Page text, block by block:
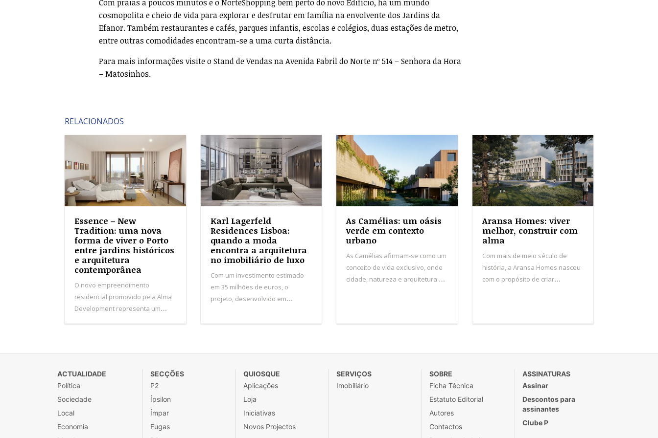
Com praias a poucos minutos e o NorteShopping bem perto do novo Edifício, há um mundo
cosmopolita e cheio de vida para explorar e desfrutar em família na envolvente dos Jardins da
Efanor. Também restaurantes e cafés, parques infantis, escolas e colégios, duas estações de metro,
entre outras comodidades encontram-se a uma curta distância.
Para mais informações visite o Stand de Vendas na Avenida Fabril do Norte nº 514 – Senhora da Hora
– Matosinhos.
RELACIONADOS
Essence – New
Tradition: uma nova
forma de viver o Porto
entre jardins históricos
e arquitetura
contemporânea
O novo empreendimento
residencial promovido pela Alma
Development representa um
investimento superior a 30
inseridos numa antiga quinta
marcada por jardins e árvores
Karl Lagerfeld
Residences Lisboa:
quando a moda
encontra a arquitetura
no imobiliário de luxo
Com um investimento estimado
em 35 milhões de euros, o
projeto, desenvolvido em
Overseas, marca a entrada da
As Camélias: um oásis
verde em contexto
urbano
As Camélias afirmam-se como um
conceito de vida exclusivo, onde
cidade, natureza e arquitetura de
Aransa Homes: viver
melhor, construir com
alma
Com mais de meio século de
história, a Aransa Homes nasceu
com o propósito de criar
nas Ilhas Baleares, Canárias e em
ACTUALIDADE
Política
Sociedade
Local
Economia
SECÇÕES
P2
Ípsilon
Ímpar
Fugas
QUIOSQUE
Aplicações
Loja
Iniciativas
Novos Projectos
SERVIÇOS
Imobiliário
SOBRE
Ficha Técnica
Estatuto Editorial
Autores
Contactos
ASSINATURAS
Assinar
Descontos para
assinantes
Clube P